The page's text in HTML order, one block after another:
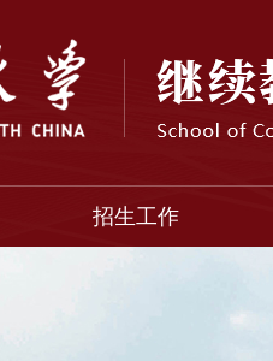
招生工作